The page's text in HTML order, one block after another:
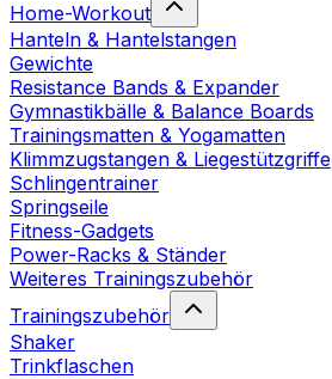
Home-Workout
Hanteln & Hantelstangen
Gewichte
Resistance Bands & Expander
Gymnastikbälle & Balance Boards
Trainingsmatten & Yogamatten
Klimmzugstangen & Liegestützgriffe
Schlingentrainer
Springseile
Fitness-Gadgets
Power-Racks & Ständer
Weiteres Trainingszubehör
Trainingszubehör
Shaker
Trinkflaschen